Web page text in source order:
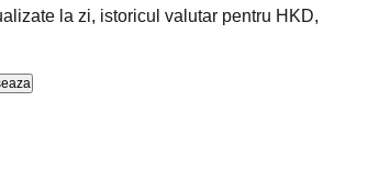
la zi, istoricul valutar pentru HKD,